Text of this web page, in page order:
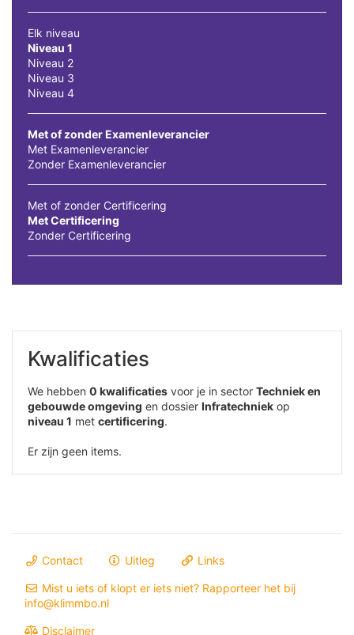
Elk niveau
Niveau 1
Niveau 2
Niveau 3
Niveau 4
Met of zonder Examenleverancier
Met Examenleverancier
Zonder Examenleverancier
Met of zonder Certificering
Met Certificering
Zonder Certificering
Kwalificaties
We hebben 0 kwalificaties voor je in sector Techniek en
gebouwde omgeving en dossier Infratechniek op
niveau 1 met certificering.
Er zijn geen items.
Contact Uitleg Links
Mist u iets of klopt er iets niet? Rapporteer het bij
info@klimmbo.nl
Disclaimer